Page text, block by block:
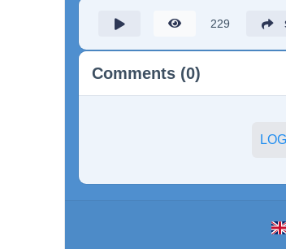
229
Comments (0)